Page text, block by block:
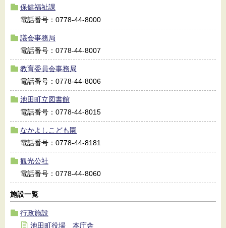
保健福祉課
電話番号：0778-44-8000
議会事務局
電話番号：0778-44-8007
教育委員会事務局
電話番号：0778-44-8006
池田町立図書館
電話番号：0778-44-8015
なかよしこども園
電話番号：0778-44-8181
観光公社
電話番号：0778-44-8060
施設一覧
行政施設
池田町役場 本庁舎